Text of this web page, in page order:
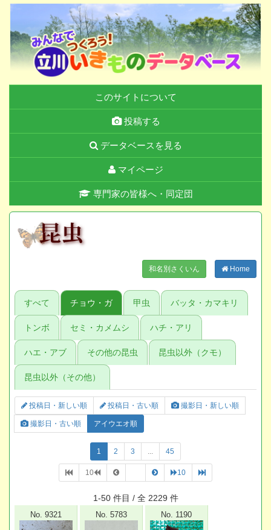
このサイトについて
投稿する
データベースを見る
マイページ
専門家の皆様へ・同定団
和名別さくいん Home
すべて チョウ・ガ 甲虫 バッタ・カマキリ
トンボ セミ・カメムシ ハチ・アリ
ハエ・アブ その他の昆虫 昆虫以外（クモ）
昆虫以外（その他）
投稿日・新しい順 投稿日・古い順 撮影日・新しい順
撮影日・古い順 アイウエオ順
1 2 3 ... 45
10 10
1-50 件目 / 全 2229 件
No. 9321 No. 5783 No. 1190